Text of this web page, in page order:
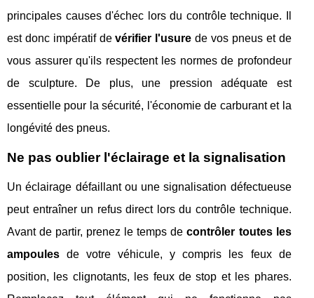
principales causes d'échec lors du contrôle technique. Il
est donc impératif devérifier l'usure de vos pneus et de
vous assurer qu'ils respectent les normes de profondeur
de sculpture. De plus, une pression adéquate est
essentielle pour la sécurité, l'économie de carburant et la
longévité des pneus.
Ne pas oublier l'éclairage et la signalisation
Un éclairage défaillant ou une signalisation défectueuse
peut entraîner un refus direct lors du contrôle technique.
Avant de partir, prenez le temps decontrôler toutes les
ampoules de votre véhicule, y compris les feux de
position, les clignotants, les feux de stop et les phares.